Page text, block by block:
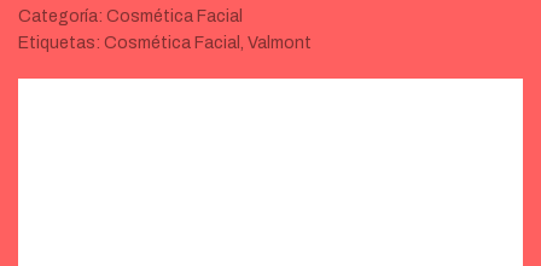
Categoría: Cosmética Facial
Etiquetas: Cosmética Facial , Valmont